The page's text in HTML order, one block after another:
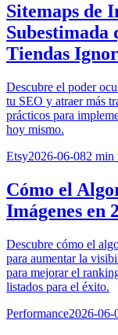
Sitemaps de
Subestimada
Tiendas
Descubre el poder
tu SEO y atraer más
prácticos para
hoy mismo.
Etsy2026-06-082 min
Cómo el
Imágenes en
Descubre cómo el
para aumentar la
para mejorar el
listados para el éxito.
Performance2026-06-